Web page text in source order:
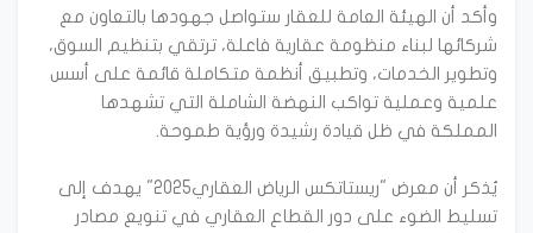
وأكد أن الهيئة العامة للعقار ستواصل جهودها بالتعاون مع
شركائها لبناء منظومة عقارية فاعلة، ترتقي بتنظيم السوق،
وتطوير الخدمات، وتطبيق أنظمة متكاملة قائمة على أسس
علمية وعملية تواكب النهضة الشاملة التي تشهدها
يُذكر أن معرض "ريستاتكس الرياض العقاري2025" يهدف إلى
تسليط الضوء على دور القطاع العقاري في تنويع مصادر